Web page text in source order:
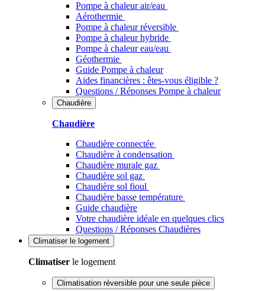
Pompe à chaleur air/eau
Aérothermie
Pompe à chaleur réversible
Pompe à chaleur hybride
Pompe à chaleur​ eau/eau
Géothermie
Guide Pompe à chaleur
Aides financières : êtes-vous éligible ?
Questions / Réponses Pompe à chaleur
Chaudière
Chaudière
Chaudière connectée
Chaudière à condensation
Chaudière murale gaz
Chaudière sol gaz
Chaudière sol fioul
Chaudière basse température
Guide chaudière
Votre chaudière idéale en quelques clics
Questions / Réponses Chaudières
Climatiser le logement
Climatiser le logement
Climatisation réversible pour une seule pièce